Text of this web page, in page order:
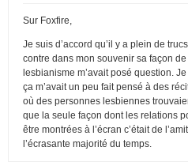
Sur Foxfire,
Je suis d’accord qu’il y a plein de
contre dans mon souvenir sa façon
lesbianisme m’avait posé question.
ça m’avait un peu fait pensé à des
où des personnes lesbiennes
que la seule façon dont les relations
être montrées à l’écran c’était de
l’écrasante majorité du temps.